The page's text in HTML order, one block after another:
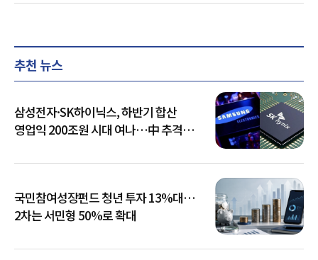
추천 뉴스
삼성전자·SK하이닉스, 하반기 합산
영업익 200조원 시대 여나…中 추격은
국민참여성장펀드 청년 투자 13%대…
2차는 서민형 50%로 확대